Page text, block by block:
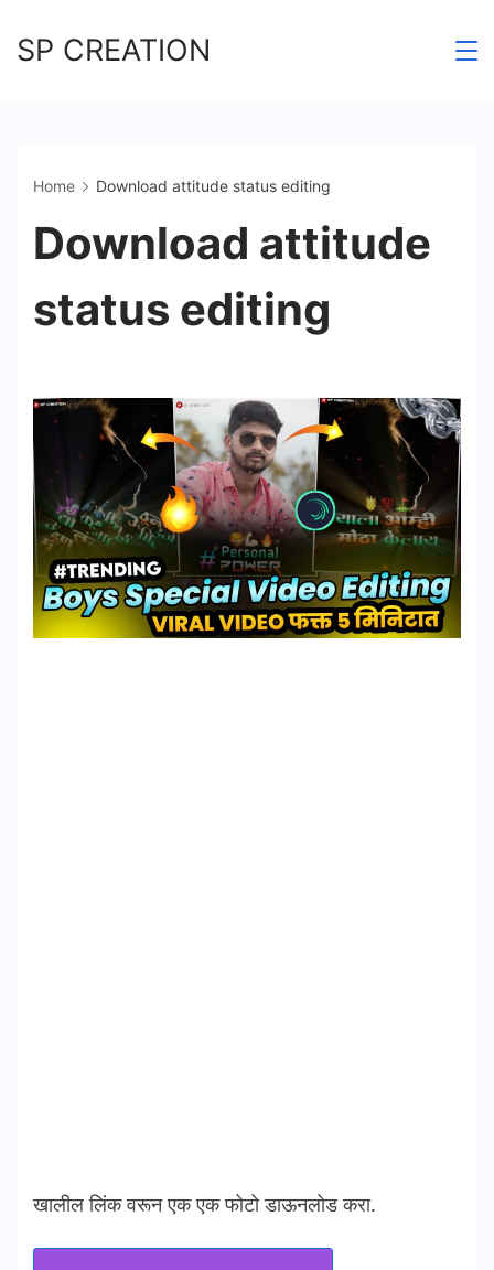
toSP CREATION
Home Download attitude status editing
Download attitude
status editing
खालील लिंक वरून एक एक फोटो डाऊनलोड करा.